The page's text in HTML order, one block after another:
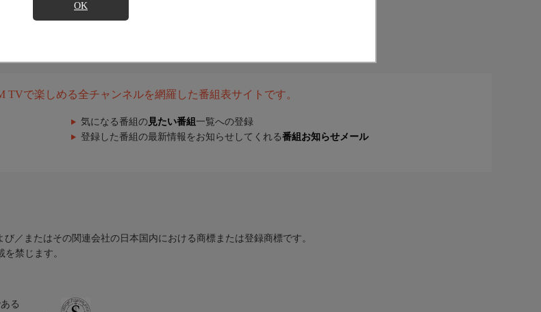
OK
TVで楽しめる全チャンネルを網羅した番組表サイトです。
気になる番組の 見たい番組 一覧への登録
登録した番組の最新情報をお知らせしてくれる番組お知らせメール
／またはその関連会社の日本国内における商標または登録商標です。
禁じます。
る